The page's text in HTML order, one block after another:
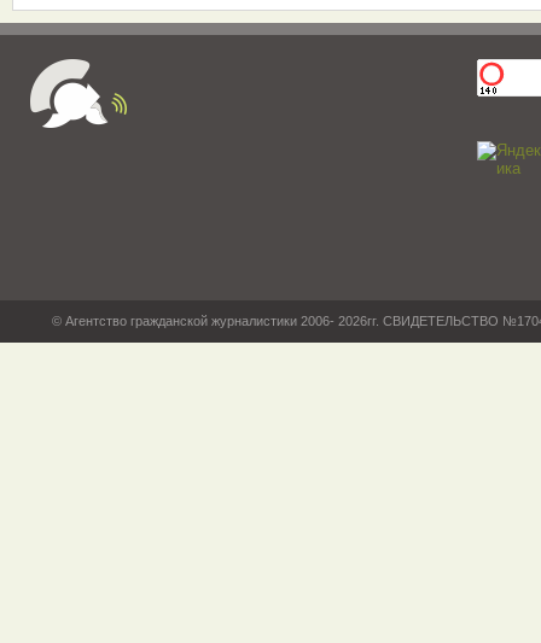
© Агентство гражданской журналистики 2006- 2026гг. СВИДЕТЕЛЬСТВО